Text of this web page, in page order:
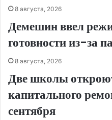
8 августа, 2026
Демешин ввел
готовности из-за
8 августа, 2026
Две школы
капитального
сентября